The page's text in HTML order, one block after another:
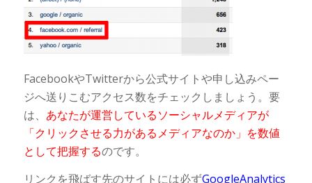
FacebookやTwitterから公式サイトや申し込みペー
ジへ送りこむアクセス数をチェックしましょう。要
は、 あなたが運営しているソーシャルメディアが
「クリックさせる力があるメディアなのか」を数値
として把握するのです。
リンクを飛ばす先のサイトには必ずGoogleAnalytics